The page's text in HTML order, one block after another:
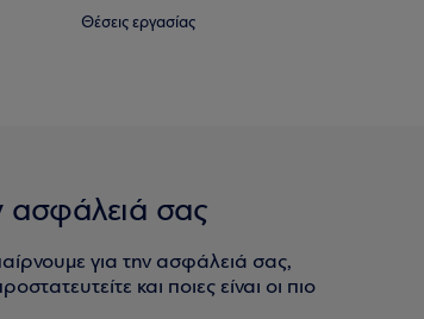
Θέσεις εργασίας
ασφάλειά σας
για την ασφάλειά σας,
και ποιες είναι οι πιο